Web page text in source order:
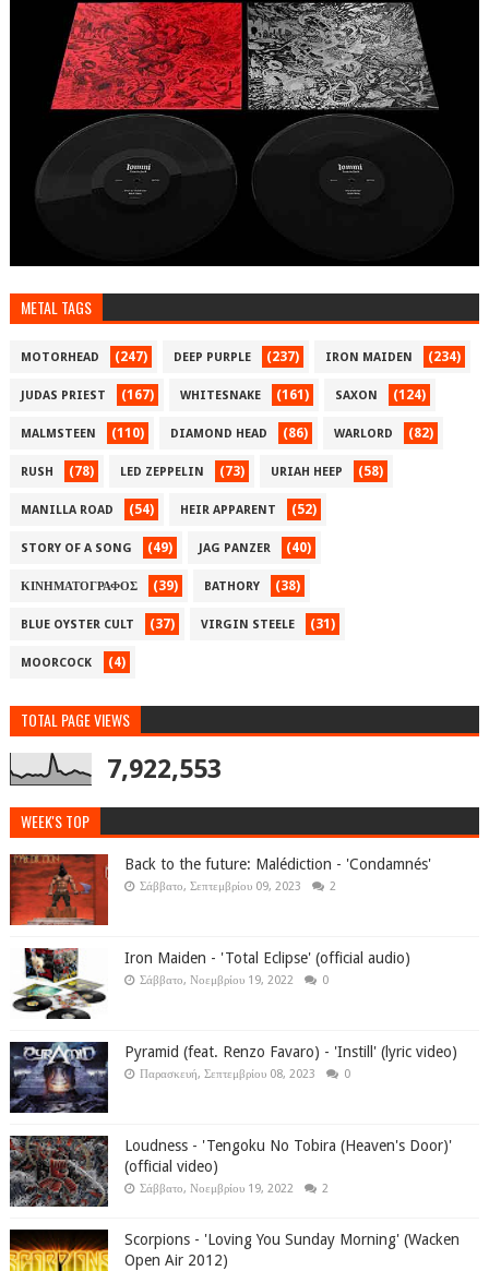
METAL TAGS
MOTORHEAD (247) DEEP PURPLE (237) IRON MAIDEN (234)
JUDAS PRIEST (167) WHITESNAKE (161) SAXON (124)
MALMSTEEN (110) DIAMOND HEAD (86) WARLORD (82)
RUSH (78) LED ZEPPELIN (73) URIAH HEEP (58)
MANILLA ROAD (54) HEIR APPARENT (52)
STORY OF A SONG (49) JAG PANZER (40)
ΚΙΝΗΜΑΤΟΓΡΑΦΟΣ (39) BATHORY (38)
BLUE OYSTER CULT (37) VIRGIN STEELE (31)
MOORCOCK (4)
TOTAL PAGE VIEWS
7,922,553
WEEK'S TOP
Back to the future: Malédiction - 'Condamnés'
Σάββατο, Σεπτεμβρίου 09, 2023 2
Iron Maiden - 'Total Eclipse' (official audio)
Σάββατο, Νοεμβρίου 19, 2022 0
Pyramid (feat. Renzo Favaro) - 'Instill' (lyric video)
Παρασκευή, Σεπτεμβρίου 08, 2023 0
Loudness - 'Tengoku No Tobira (Heaven's Door)'
(official video)
Σάββατο, Νοεμβρίου 19, 2022 2
Scorpions - 'Loving You Sunday Morning' (Wacken
Open Air 2012)